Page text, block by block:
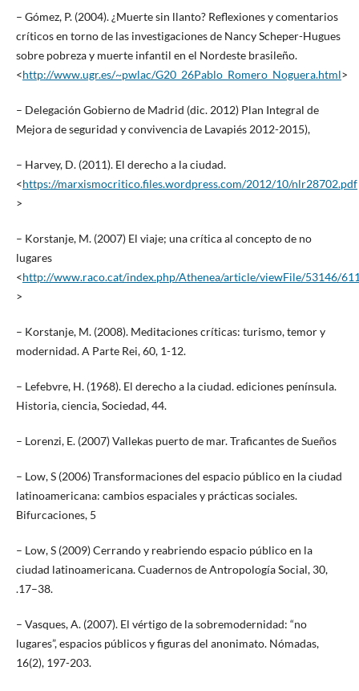
– Gómez, P. (2004). ¿Muerte sin llanto? Reflexiones y comentarios
críticos en torno de las investigaciones de Nancy Scheper-Hugues
sobre pobreza y muerte infantil en el Nordeste brasileño.
<http://www.ugr.es/~pwlac/G20_26Pablo_Romero_Noguera.html>
– Delegación Gobierno de Madrid (dic. 2012) Plan Integral de
Mejora de seguridad y convivencia de Lavapiés 2012-2015),
– Harvey, D. (2011). El derecho a la ciudad.
<https://marxismocritico.files.wordpress.com/2012/10/nlr28702.pdf
>
– Korstanje, M. (2007) El viaje; una crítica al concepto de no
lugares
<http://www.raco.cat/index.php/Athenea/article/viewFile/53146/
>
– Korstanje, M. (2008). Meditaciones críticas: turismo, temor y
modernidad. A Parte Rei, 60, 1-12.
– Lefebvre, H. (1968). El derecho a la ciudad. ediciones península.
Historia, ciencia, Sociedad, 44.
– Lorenzi, E. (2007) Vallekas puerto de mar. Traficantes de Sueños
– Low, S (2006) Transformaciones del espacio público en la ciudad
latinoamericana: cambios espaciales y prácticas sociales.
Bifurcaciones, 5
– Low, S (2009) Cerrando y reabriendo espacio público en la
ciudad latinoamericana. Cuadernos de Antropología Social, 30,
.17–38.
– Vasques, A. (2007). El vértigo de la sobremodernidad: “no
lugares”, espacios públicos y figuras del anonimato. Nómadas,
16(2), 197-203.